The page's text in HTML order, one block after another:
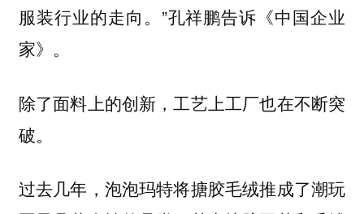
服装行业的走向。”孔祥鹏告诉《中国企业
家》。
除了面料上的创新，工艺上工厂也在不断突
破。
过去几年，泡泡玛特将搪胶毛绒推成了潮玩